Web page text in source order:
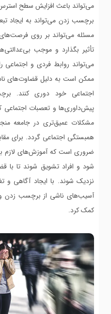
می‌تواند باعث افزایش سطح
برچسب زدن می‌تواند به ایجاد
مسئله می‌تواند بر روی
تأثیر بگذارد و موجب
می‌تواند روابط فردی و اجتماعی
ممکن است به دلیل قضاوت‌های
اجتماعی خود دوری کنند.
پیش‌داوری‌ها و تعصبات اجتماعی
مشکلات عمیق‌تری در جامعه
همبستگی اجتماعی گردد. برای
ضروری است که آموزش‌های لازم
شود و افراد تشویق شوند تا با
نزدیک شوند. با ایجاد آگاهی و
آسیب‌های ناشی از برچسب زدن و
کمک کرد.